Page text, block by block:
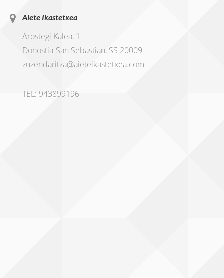
Aiete Ikastetxea
Arostegi Kalea, 1
Donostia-San Sebastian, SS 20009
zuzendaritza@aieteikastetxea.com
TEL: 943899196